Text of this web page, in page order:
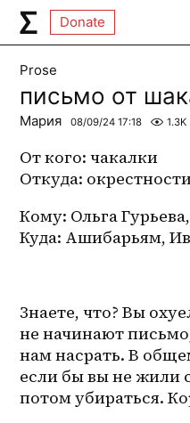
Donate
Prose
письмо от
Мария 08/09/24 17:18 1.3K
От кого: чакалки
Откуда:
Кому: Ольга
Куда: Ашибарьям,
Знаете, что? Вы
не начинают
нам насрать. В
если бы вы не жили
потом убираться.